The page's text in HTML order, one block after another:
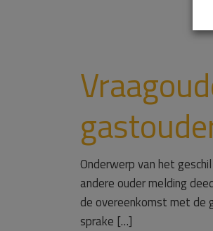
Onderwerp van het
andere ouder melding
de overeenkomst met de
sprake […]